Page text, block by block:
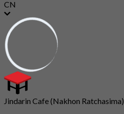
CN
Jindarin Cafe (Nakhon Ratchasima)